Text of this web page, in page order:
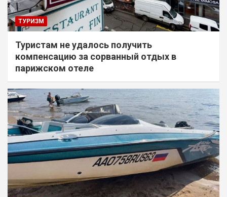
ТУРИЗМ
Туристам не удалось получить
компенсацию за сорванный отдых в
парижском отеле